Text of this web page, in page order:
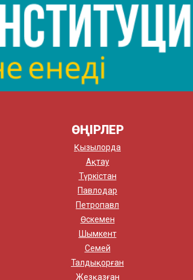
ӨҢІРЛЕР
Қызылорда
Ақтау
Түркістан
Павлодар
Петропавл
Өскемен
Шымкент
Семей
Талдықорған
Жезқазған